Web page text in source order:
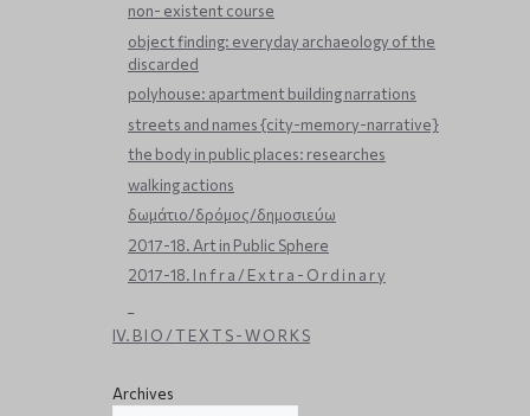
non- existent course
object finding: everyday archaeology of the
discarded
polyhouse: apartment building narrations
streets and names {city-memory-narrative}
the body in public places: researches
walking actions
δωμάτιο/δρόμος/δημοσιεύω
2017-18. Art in Public Sphere
2017-18. I n f r a / E x t r a - O r d i n a r y
IV. B I O / T E X T S - W O R K S
Archives